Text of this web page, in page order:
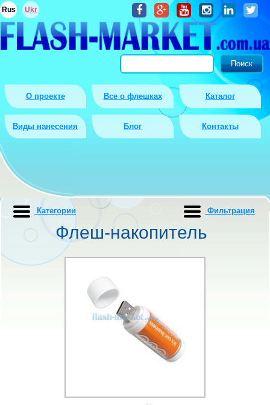
О проекте Все о флешках Каталог
Виды нанесения Блог Контакты
Rus Ukr
Флеш-накопитель
Категории Фильтрация